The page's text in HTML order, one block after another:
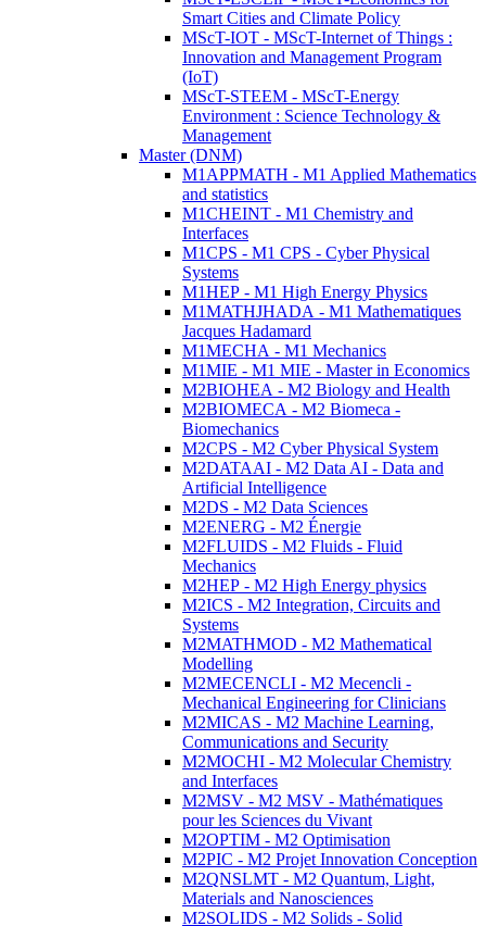
Smart Cities and Climate Policy
MScT-IOT - MScT-Internet of Things :
Innovation and Management Program
(IoT)
MScT-STEEM - MScT-Energy
Environment : Science Technology &
Management
Master (DNM)
M1APPMATH - M1 Applied Mathematics
and statistics
M1CHEINT - M1 Chemistry and
Interfaces
M1CPS - M1 CPS - Cyber Physical
Systems
M1HEP - M1 High Energy Physics
M1MATHJHADA - M1 Mathematiques
Jacques Hadamard
M1MECHA - M1 Mechanics
M1MIE - M1 MIE - Master in Economics
M2BIOHEA - M2 Biology and Health
M2BIOMECA - M2 Biomeca -
Biomechanics
M2CPS - M2 Cyber Physical System
M2DATAAI - M2 Data AI - Data and
Artificial Intelligence
M2DS - M2 Data Sciences
M2ENERG - M2 Énergie
M2FLUIDS - M2 Fluids - Fluid
Mechanics
M2HEP - M2 High Energy physics
M2ICS - M2 Integration, Circuits and
Systems
M2MATHMOD - M2 Mathematical
Modelling
M2MECENCLI - M2 Mecencli -
Mechanical Engineering for Clinicians
M2MICAS - M2 Machine Learning,
Communications and Security
M2MOCHI - M2 Molecular Chemistry
and Interfaces
M2MSV - M2 MSV - Mathématiques
pour les Sciences du Vivant
M2OPTIM - M2 Optimisation
M2PIC - M2 Projet Innovation Conception
M2QNSLMT - M2 Quantum, Light,
Materials and Nanosciences
M2SOLIDS - M2 Solids - Solid